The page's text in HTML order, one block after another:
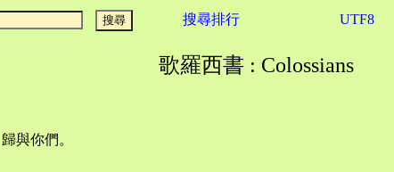
搜尋排行 UTF8
歌羅西書 : Colossians
與你們。